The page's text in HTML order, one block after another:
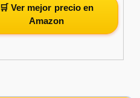
🛒 Ver mejor precio en
Amazon